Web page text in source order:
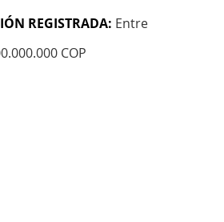
REGISTRADA: Entre
COP